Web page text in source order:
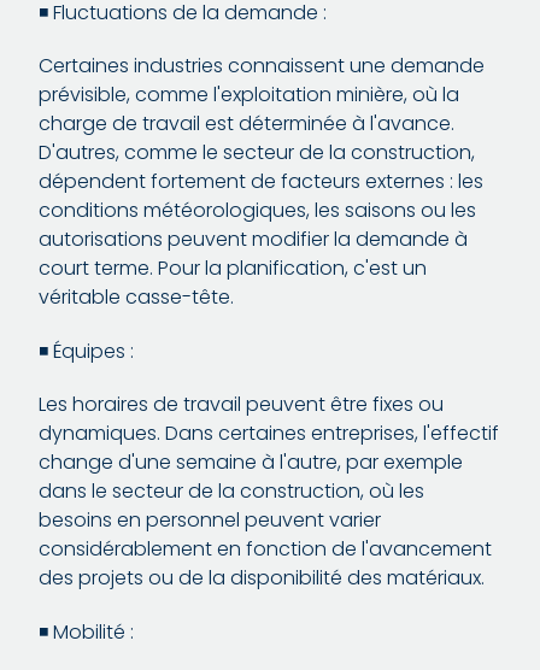
◾️ Fluctuations de la demande :
Certaines industries connaissent une demande
prévisible, comme l'exploitation minière, où la
charge de travail est déterminée à l'avance.
D'autres, comme le secteur de la construction,
dépendent fortement de facteurs externes : les
conditions météorologiques, les saisons ou les
autorisations peuvent modifier la demande à
court terme. Pour la planification, c'est un
véritable casse-tête.
◾️ Équipes :
Les horaires de travail peuvent être fixes ou
dynamiques. Dans certaines entreprises, l'effectif
change d'une semaine à l'autre, par exemple
dans le secteur de la construction, où les
besoins en personnel peuvent varier
considérablement en fonction de l'avancement
des projets ou de la disponibilité des matériaux.
◾️ Mobilité :